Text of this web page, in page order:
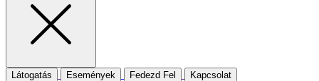
Látogatás Események Fedezd Fel
Kapcsolat